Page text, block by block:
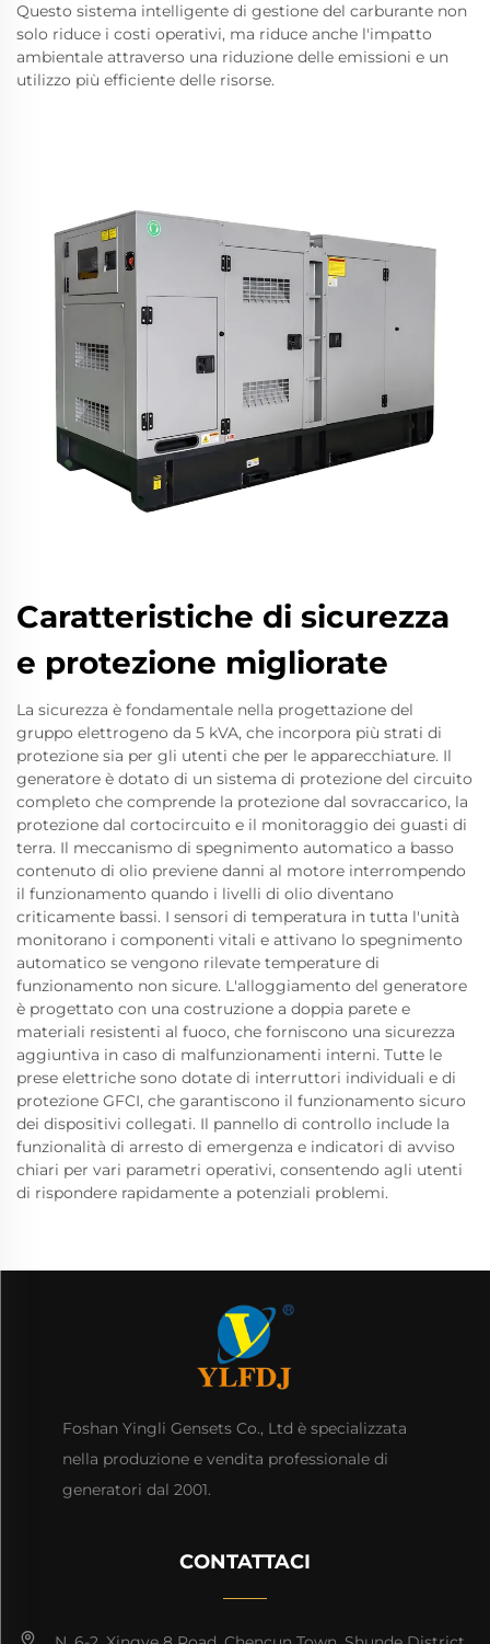
Questo sistema intelligente di gestione del carburante non
solo riduce i costi operativi, ma riduce anche l'impatto
ambientale attraverso una riduzione delle emissioni e un
utilizzo più efficiente delle risorse.
Caratteristiche di sicurezza
e protezione migliorate
La sicurezza è fondamentale nella progettazione del
gruppo elettrogeno da 5 kVA, che incorpora più strati di
protezione sia per gli utenti che per le apparecchiature. Il
generatore è dotato di un sistema di protezione del circuito
completo che comprende la protezione dal sovraccarico, la
protezione dal cortocircuito e il monitoraggio dei guasti di
terra. Il meccanismo di spegnimento automatico a basso
contenuto di olio previene danni al motore interrompendo
il funzionamento quando i livelli di olio diventano
criticamente bassi. I sensori di temperatura in tutta l'unità
monitorano i componenti vitali e attivano lo spegnimento
automatico se vengono rilevate temperature di
funzionamento non sicure. L'alloggiamento del generatore
è progettato con una costruzione a doppia parete e
materiali resistenti al fuoco, che forniscono una sicurezza
aggiuntiva in caso di malfunzionamenti interni. Tutte le
prese elettriche sono dotate di interruttori individuali e di
protezione GFCI, che garantiscono il funzionamento sicuro
dei dispositivi collegati. Il pannello di controllo include la
funzionalità di arresto di emergenza e indicatori di avviso
chiari per vari parametri operativi, consentendo agli utenti
di rispondere rapidamente a potenziali problemi.
Foshan Yingli Gensets Co., Ltd è specializzata
nella produzione e vendita professionale di
generatori dal 2001.
CONTATTACI